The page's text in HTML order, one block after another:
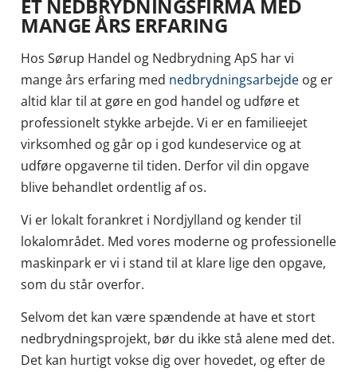
ET NEDBRYDNINGSFIRMA MED
MANGE ÅRS ERFARING
Hos Sørup Handel og Nedbrydning ApS har vi
mange års erfaring med nedbrydningsarbejde og er
altid klar til at gøre en god handel og udføre et
professionelt stykke arbejde. Vi er en familieejet
virksomhed og går op i god kundeservice og at
udføre opgaverne til tiden. Derfor vil din opgave
blive behandlet ordentlig af os.
Vi er lokalt forankret i Nordjylland og kender til
lokalområdet. Med vores moderne og professionelle
maskinpark er vi i stand til at klare lige den opgave,
som du står overfor.
Selvom det kan være spændende at have et stort
nedbrydningsprojekt, bør du ikke stå alene med det.
Det kan hurtigt vokse dig over hovedet, og efter de